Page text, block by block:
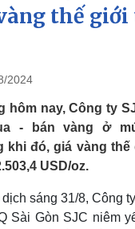
Tin 24h
Dự báo thời
thế
2024
hôm nay, Công ty
- bán vàng ở
khi đó, giá vàng thế
USD/oz.
sáng 31/8, Công
Sài Gòn SJC niêm